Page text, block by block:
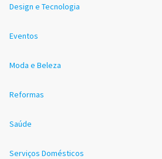
Design e Tecnologia
Eventos
Moda e Beleza
Reformas
Saúde
Serviços Domésticos